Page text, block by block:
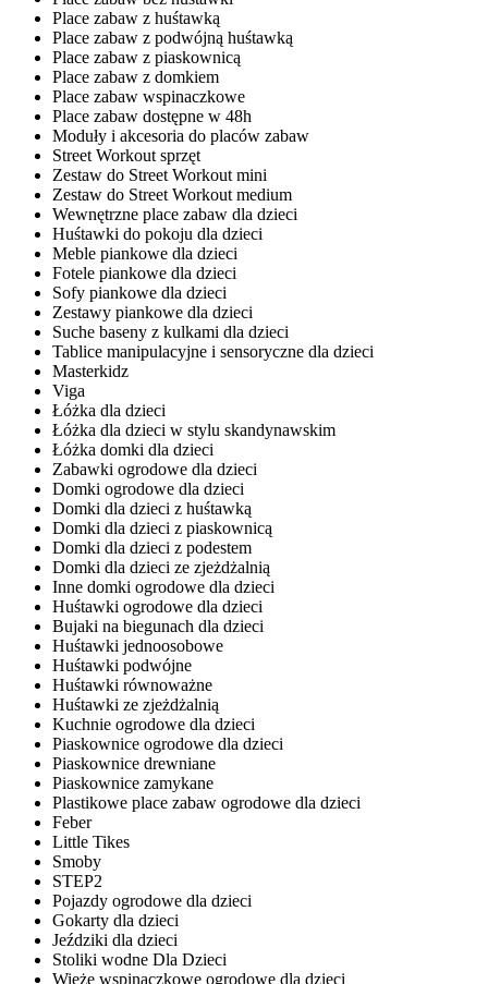
Place zabaw z huśtawką
Place zabaw z podwójną huśtawką
Place zabaw z piaskownicą
Place zabaw z domkiem
Place zabaw wspinaczkowe
Place zabaw dostępne w 48h
Moduły i akcesoria do placów zabaw
Street Workout sprzęt
Zestaw do Street Workout mini
Zestaw do Street Workout medium
Wewnętrzne place zabaw dla dzieci
Huśtawki do pokoju dla dzieci
Meble piankowe dla dzieci
Fotele piankowe dla dzieci
Sofy piankowe dla dzieci
Zestawy piankowe dla dzieci
Suche baseny z kulkami dla dzieci
Tablice manipulacyjne i sensoryczne dla dzieci
Masterkidz
Viga
Łóżka dla dzieci
Łóżka dla dzieci w stylu skandynawskim
Łóżka domki dla dzieci
Zabawki ogrodowe dla dzieci
Domki ogrodowe dla dzieci
Domki dla dzieci z huśtawką
Domki dla dzieci z piaskownicą
Domki dla dzieci z podestem
Domki dla dzieci ze zjeżdżalnią
Inne domki ogrodowe dla dzieci
Huśtawki ogrodowe dla dzieci
Bujaki na biegunach dla dzieci
Huśtawki jednoosobowe
Huśtawki podwójne
Huśtawki równoważne
Huśtawki ze zjeżdżalnią
Kuchnie ogrodowe dla dzieci
Piaskownice ogrodowe dla dzieci
Piaskownice drewniane
Piaskownice zamykane
Plastikowe place zabaw ogrodowe dla dzieci
Feber
Little Tikes
Smoby
STEP2
Pojazdy ogrodowe dla dzieci
Gokarty dla dzieci
Jeździki dla dzieci
Stoliki wodne Dla Dzieci
Wieże wspinaczkowe ogrodowe dla dzieci